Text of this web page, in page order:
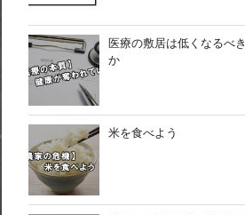
医療の敷居は低くなるべき
か
米を食べよう